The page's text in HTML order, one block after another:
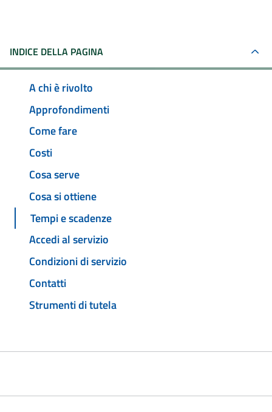
INDICE DELLA PAGINA
A chi è rivolto
Approfondimenti
Come fare
Costi
Cosa serve
Cosa si ottiene
Tempi e scadenze
Accedi al servizio
Condizioni di servizio
Contatti
Strumenti di tutela